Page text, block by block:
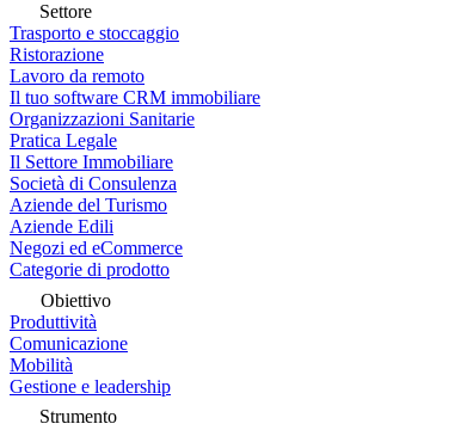
Settore
Trasporto e stoccaggio
Ristorazione
Lavoro da remoto
Il tuo software CRM immobiliare
Organizzazioni Sanitarie
Pratica Legale
Il Settore Immobiliare
Società di Consulenza
Aziende del Turismo
Aziende Edili
Negozi ed eCommerce
Categorie di prodotto
Obiettivo
Produttività
Comunicazione
Mobilità
Gestione e leadership
Strumento